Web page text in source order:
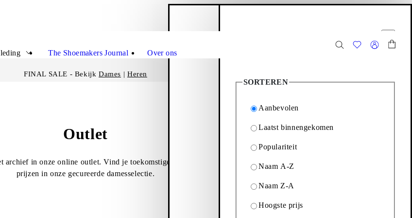
The Shoemakers Journal Over ons
FINAL SALE - Bekijk Dames | Heren
Outlet
archief in onze online outlet. Vind je toekomstige favorieten tegen gereduceerde
prijzen in onze gecureerde damesselectie.
SORTEREN
Aanbevolen
Laatst binnengekomen
Populariteit
Naam A-Z
Naam Z-A
Hoogste prijs
136 Producten